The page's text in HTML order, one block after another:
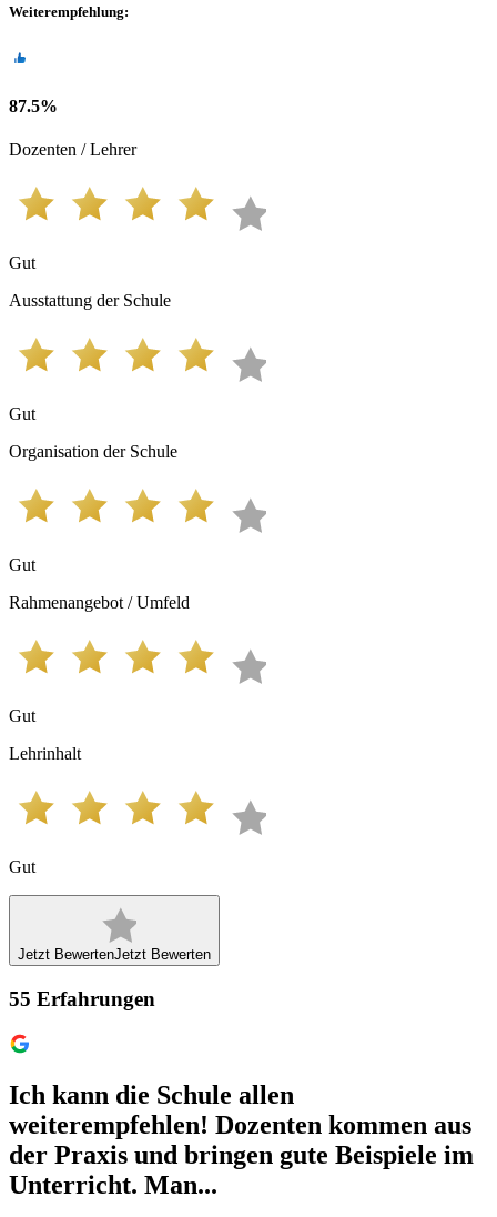
Weiterempfehlung:
87.5%
Dozenten / Lehrer
Gut
Ausstattung der Schule
Gut
Organisation der Schule
Gut
Rahmenangebot / Umfeld
Gut
Lehrinhalt
Gut
Jetzt BewertenJetzt Bewerten
55 Erfahrungen
Ich kann die Schule allen
weiterempfehlen! Dozenten kommen aus
der Praxis und bringen gute Beispiele im
Unterricht. Man...